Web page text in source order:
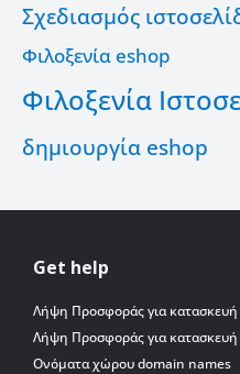
Σχεδιασμός
Φιλοξενία eshop
Φιλοξενία
δημιουργία eshop
Get help
Λήψη Προσφοράς για κατασκευή
Λήψη Προσφοράς για
Ονόματα χώρου domain names